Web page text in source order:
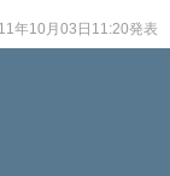
年10月03日11:20発表